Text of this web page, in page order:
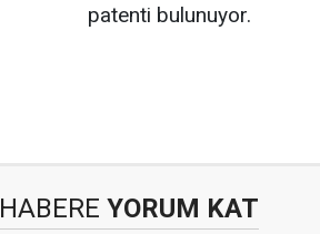
patenti bulunuyor.
HABERE YORUM KAT